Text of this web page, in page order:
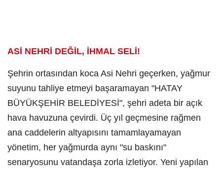
​ASİ NEHRİ DEĞİL, İHMAL SELİ!
​Şehrin ortasından koca Asi Nehri geçerken, yağmur
suyunu tahliye etmeyi başaramayan "HATAY
BÜYÜKŞEHİR BELEDİYESİ", şehri adeta bir açık
hava havuzuna çevirdi. Üç yıl geçmesine rağmen
ana caddelerin altyapısını tamamlayamayan
yönetim, her yağmurda aynı "su baskını"
senaryosunu vatandaşa zorla izletiyor. Yeni yapılan